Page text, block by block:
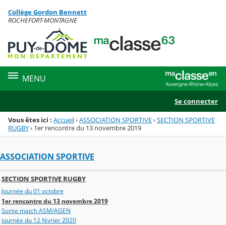
Menu de la rubrique
Contenu
Collège Gordon Bennett
ROCHEFORT-MONTAGNE
MENU
Se connecter
Vous êtes ici : Accueil›ASSOCIATION SPORTIVE›SECTION SPORTIVE
RUGBY› 1er rencontre du 13 novembre 2019
ASSOCIATION SPORTIVE
SECTION SPORTIVE RUGBY
Journée du 01 octobre
1er rencontre du 13 novembre 2019
Sortie match ASM/AGEN
journée du 12 février 2020